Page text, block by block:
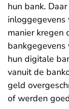
hun bank.
inloggegevens
manier kregen
hun digitale
vanuit de
geld
of werden